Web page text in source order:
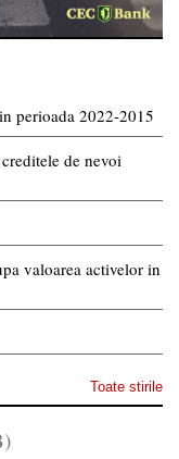
perioada 2022-2015
de nevoi
valoarea activelor in
Toate stirile